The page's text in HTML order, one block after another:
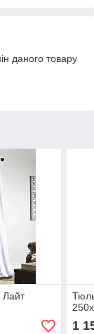
даного товару
1